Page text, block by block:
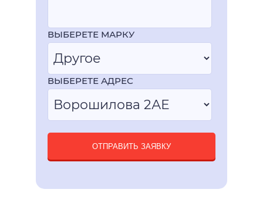
ВЫБЕРЕТЕ МАРКУ
ВЫБЕРЕТЕ АДРЕС
ОТПРАВИТЬ ЗАЯВКУ